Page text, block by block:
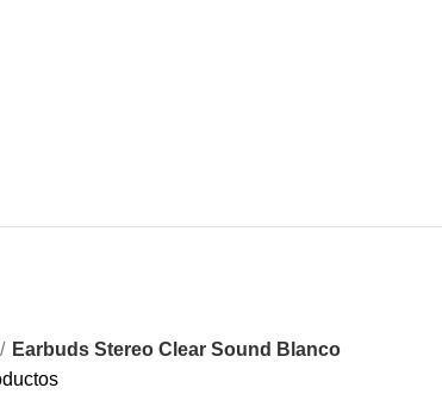
Earbuds Stereo Clear Sound Blanco